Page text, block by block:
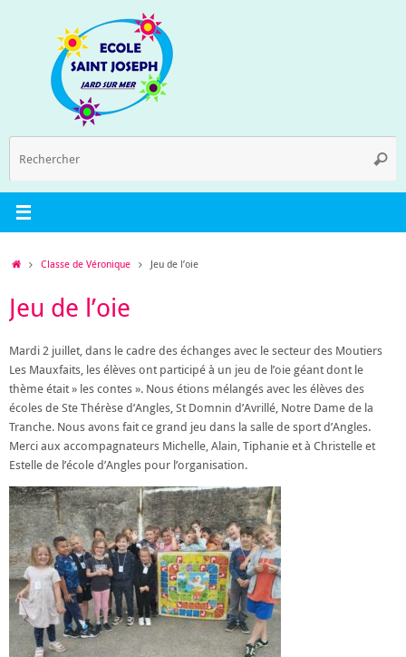
AccueilClasse de Véronique Jeu de l’oie
Jeu de l’oie
Mardi 2 juillet, dans le cadre des échanges avec le secteur des Moutiers
Les Mauxfaits, les élèves ont participé à un jeu de l’oie géant dont le
thème était » les contes ». Nous étions mélangés avec les élèves des
écoles de Ste Thérèse d’Angles, St Domnin d’Avrillé, Notre Dame de la
Tranche. Nous avons fait ce grand jeu dans la salle de sport d’Angles.
Merci aux accompagnateurs Michelle, Alain, Tiphanie et à Christelle et
Estelle de l’école d’Angles pour l’organisation.